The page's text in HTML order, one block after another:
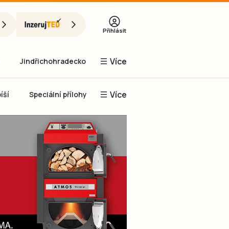
Přihlásit
Obnovit heslo
se
se přes Facebook
chci se
Registrovat
Jindřichohradecko Více
Prachaticko
Speciální přílohy Více
Inzerce